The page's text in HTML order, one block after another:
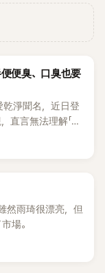
便臭、口臭也要
淨聞名，近日登
直言無法理解「連
方表明自己是不
然雨琦很漂亮，但
場。